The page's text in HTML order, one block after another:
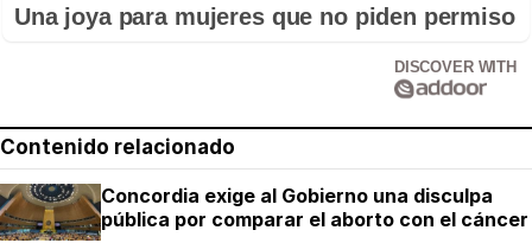
Una joya para mujeres que no piden permiso
DISCOVER WITH
Contenido relacionado
Concordia exige al Gobierno una disculpa
pública por comparar el aborto con el cáncer